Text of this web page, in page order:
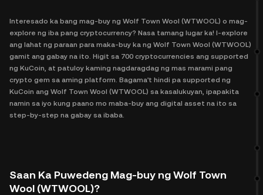
Interesado ka bang mag-buy ng Wolf Town Wool (WTWOOL) o mag-
explore ng iba pang cryptocurrency? Nasa tamang lugar ka! I-explore
ang lahat ng paraan para maka-buy ka ng Wolf Town Wool (WTWOOL)
gamit ang gabay na ito. Higit sa 700 cryptocurrencies ang supported
ng KuCoin, at patuloy kaming nagdaragdag ng mas marami pang
crypto gem sa aming platform. Bagama't hindi pa supported ng
KuCoin ang Wolf Town Wool (WTWOOL) sa kasalukuyan, ipapakita
namin sa iyo kung paano mo maba-buy ang digital asset na ito sa
step-by-step na gabay sa ibaba.
Saan Ka Puwedeng Mag-buy ng Wolf Town
Wool (WTWOOL)?